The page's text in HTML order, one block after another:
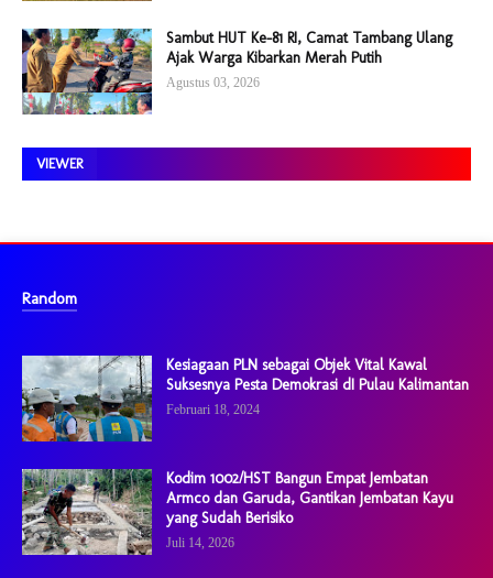
Sambut HUT Ke-81 RI, Camat Tambang Ulang
Ajak Warga Kibarkan Merah Putih
Agustus 03, 2026
VIEWER
Random
Kesiagaan PLN sebagai Objek Vital Kawal
Suksesnya Pesta Demokrasi dI Pulau Kalimantan
Februari 18, 2024
Kodim 1002/HST Bangun Empat Jembatan
Armco dan Garuda, Gantikan Jembatan Kayu
yang Sudah Berisiko
Juli 14, 2026